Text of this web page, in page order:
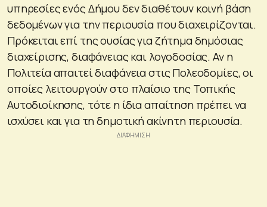
υπηρεσίες ενός Δήμου δεν διαθέτουν κοινή βάση
δεδομένων για την περιουσία που διαχειρίζονται.
Πρόκειται επί της ουσίας για ζήτημα δημόσιας
διαχείρισης, διαφάνειας και λογοδοσίας. Αν η
Πολιτεία απαιτεί διαφάνεια στις Πολεοδομίες, οι
οποίες λειτουργούν στο πλαίσιο της Τοπικής
Αυτοδιοίκησης, τότε η ίδια απαίτηση πρέπει να
ισχύσει και για τη δημοτική ακίνητη περιουσία.